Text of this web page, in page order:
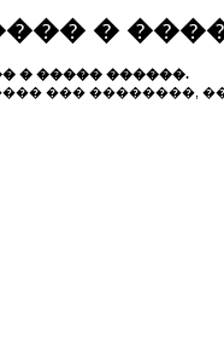
�
� ����� ������.
��� ��������,